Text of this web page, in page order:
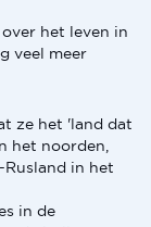
het leven in
veel meer
ze het 'land dat
het noorden,
in het
in de